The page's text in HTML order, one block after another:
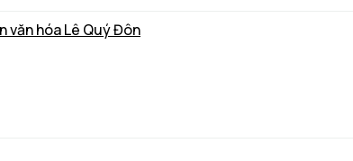
văn hóa Lê Quý Đôn